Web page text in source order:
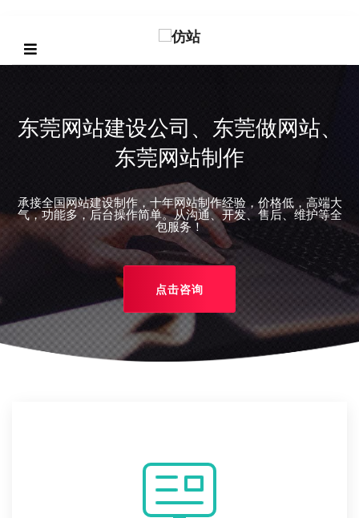
东莞网站建设公司、东莞做网站、
东莞网站制作
承接全国网站建设制作，十年网站制作经验，价格低，高端大
气，功能多，后台操作简单。从沟通、开发、售后、维护等全
包服务！
点击咨询